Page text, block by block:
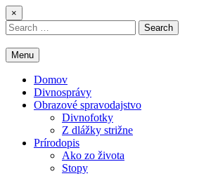
Skip
to
content
×
Search
for:
Menu
Domov
Divnosprávy
Obrazové spravodajstvo
Divnofotky
Z dlážky strižne
Prírodopis
Ako zo života
Stopy